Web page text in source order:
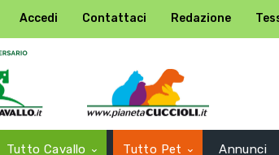
Accedi Contattaci Redazione
Tutto Cavallo Tutto Pet Annunci